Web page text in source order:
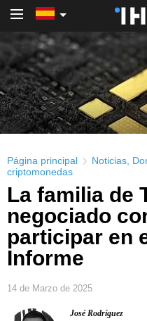
Página principal Noticias
criptomonedas
La familia de
negociado
participar en
Informe
14 de Marzo de 2025
José Rodríguez